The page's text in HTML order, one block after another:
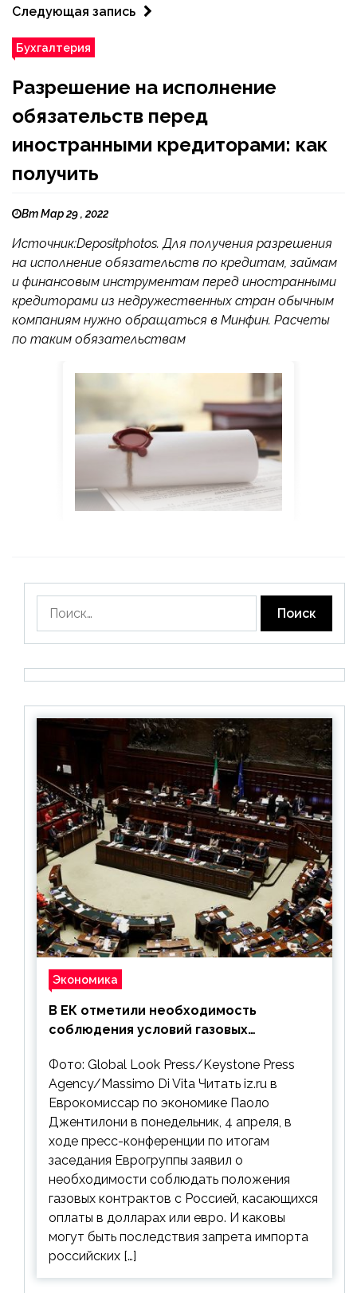
Следующая запись
Бухгалтерия
Разрешение на исполнение
обязательств перед
иностранными кредиторами: как
получить
Вт Мар 29 , 2022
Источник:Depositphotos. Для получения разрешения
на исполнение обязательств по кредитам, займам
и финансовым инструментам перед иностранными
кредиторами из недружественных стран обычным
компаниям нужно обращаться в Минфин. Расчеты
по таким обязательствам
Экономика
В ЕК отметили необходимость
соблюдения условий газовых
Фото: Global Look Press/Keystone Press
Agency/Massimo Di Vita Читать iz.ru в
Еврокомиссар по экономике Паоло
Джентилони в понедельник, 4 апреля, в
ходе пресс-конференции по итогам
заседания Еврогруппы заявил о
необходимости соблюдать положения
газовых контрактов с Россией, касающихся
оплаты в долларах или евро. И каковы
могут быть последствия запрета импорта
российских […]